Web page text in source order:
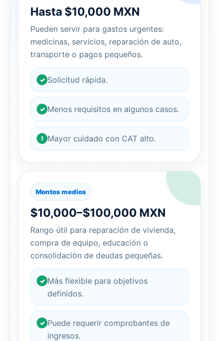
Hasta $10,000 MXN
Pueden servir para gastos urgentes:
medicinas, servicios, reparación de auto,
transporte o pagos pequeños.
✓ Solicitud rápida.
✓ Menos requisitos en algunos casos.
! Mayor cuidado con CAT alto.
Montos medios
$10,000–$100,000 MXN
Rango útil para reparación de vivienda,
compra de equipo, educación o
consolidación de deudas pequeñas.
✓ Más flexible para objetivos
definidos.
✓ Puede requerir comprobantes de
ingresos.